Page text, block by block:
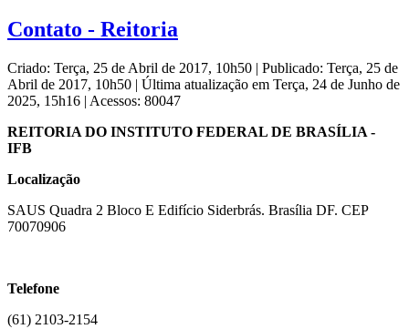
Contato - Reitoria
Criado: Terça, 25 de Abril de 2017, 10h50 | Publicado: Terça, 25 de
Abril de 2017, 10h50 | Última atualização em Terça, 24 de Junho de
2025, 15h16 | Acessos: 80047
REITORIA DO INSTITUTO FEDERAL DE BRASÍLIA -
IFB
Localização
SAUS Quadra 2 Bloco E Edifício Siderbrás. Brasília DF. CEP
70070906
Telefone
(61) 2103-2154